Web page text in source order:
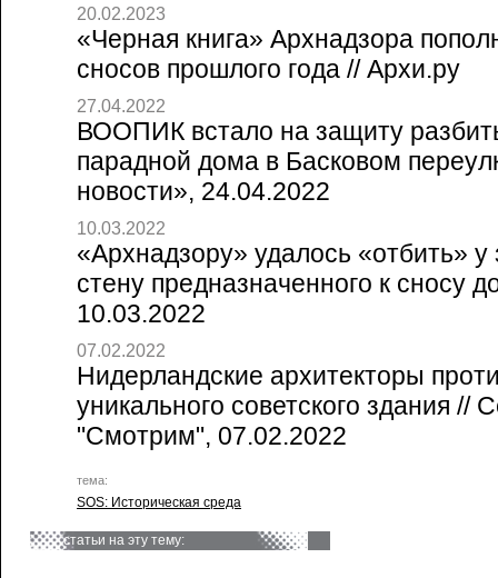
20.02.2023
«Черная книга» Архнадзора
сносов прошлого года // Архи.ру
27.04.2022
ВООПИК встало на защиту
парадной дома в Басковом
новости», 24.04.2022
10.03.2022
«Архнадзору» удалось «отбить»
стену предназначенного к сносу
10.03.2022
07.02.2022
Нидерландские архитекторы
уникального советского здания //
"Смотрим", 07.02.2022
тема:
SOS: Историческая среда
статьи на эту тему: